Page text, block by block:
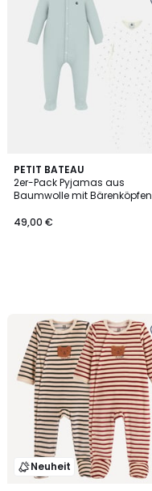
PETIT BATEAU
2er-Pack Pyjamas aus
Baumwolle mit Bärenköpfen
49,00 €
Neuheit